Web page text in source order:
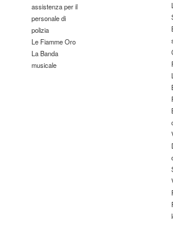
assistenza per il
personale di
polizia
Le Fiamme Oro
La Banda
musicale